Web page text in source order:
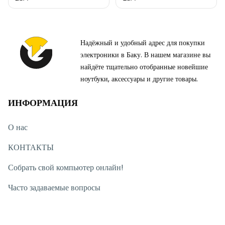
Надёжный и удобный адрес для покупки
электроники в Баку. В нашем магазине вы
найдёте тщательно отобранные новейшие
ноутбуки, аксессуары и другие товары.
ИНФОРМАЦИЯ
О нас
КОНТАКТЫ
Собрать свой компьютер онлайн!
Часто задаваемые вопросы